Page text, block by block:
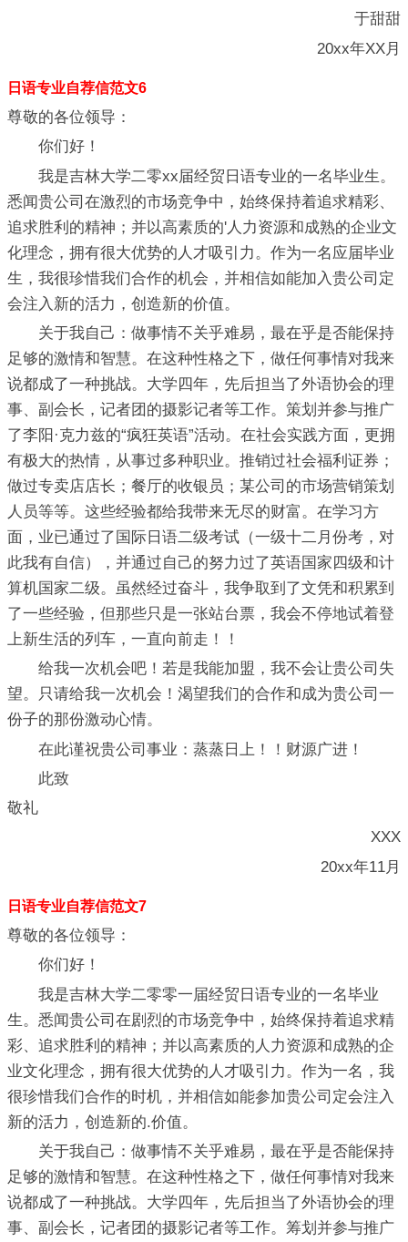
于甜甜
20xx年XX月
日语专业自荐信范文6
尊敬的各位领导：
你们好！
我是吉林大学二零xx届经贸日语专业的一名毕业生。
悉闻贵公司在激烈的市场竞争中，始终保持着追求精彩、
追求胜利的精神；并以高素质的'人力资源和成熟的企业文
化理念，拥有很大优势的人才吸引力。作为一名应届毕业
生，我很珍惜我们合作的机会，并相信如能加入贵公司定
会注入新的活力，创造新的价值。
关于我自己：做事情不关乎难易，最在乎是否能保持
足够的激情和智慧。在这种性格之下，做任何事情对我来
说都成了一种挑战。大学四年，先后担当了外语协会的理
事、副会长，记者团的摄影记者等工作。策划并参与推广
了李阳·克力兹的“疯狂英语”活动。在社会实践方面，更拥
有极大的热情，从事过多种职业。推销过社会福利证券；
做过专卖店店长；餐厅的收银员；某公司的市场营销策划
人员等等。这些经验都给我带来无尽的财富。在学习方
面，业已通过了国际日语二级考试（一级十二月份考，对
此我有自信），并通过自己的努力过了英语国家四级和计
算机国家二级。虽然经过奋斗，我争取到了文凭和积累到
了一些经验，但那些只是一张站台票，我会不停地试着登
上新生活的列车，一直向前走！！
给我一次机会吧！若是我能加盟，我不会让贵公司失
望。只请给我一次机会！渴望我们的合作和成为贵公司一
份子的那份激动心情。
在此谨祝贵公司事业：蒸蒸日上！！财源广进！
此致
敬礼
XXX
20xx年11月
日语专业自荐信范文7
尊敬的各位领导：
你们好！
我是吉林大学二零零一届经贸日语专业的一名毕业
生。悉闻贵公司在剧烈的市场竞争中，始终保持着追求精
彩、追求胜利的精神；并以高素质的人力资源和成熟的企
业文化理念，拥有很大优势的人才吸引力。作为一名，我
很珍惜我们合作的时机，并相信如能参加贵公司定会注入
新的活力，创造新的.价值。
关于我自己：做事情不关乎难易，最在乎是否能保持
足够的激情和智慧。在这种性格之下，做任何事情对我来
说都成了一种挑战。大学四年，先后担当了外语协会的理
事、副会长，记者团的摄影记者等工作。筹划并参与推广